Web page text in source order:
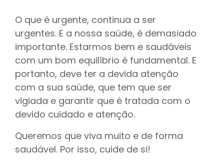
O que é urgente, continua a ser
urgentes. E a nossa saúde, é demasiado
importante. Estarmos bem e saudáveis
com um bom equilíbrio é fundamental. E
portanto, deve ter a devida atenção
com a sua saúde, que tem que ser
vigiada e garantir que é tratada com o
devido cuidado e atenção.
Queremos que viva muito e de forma
saudável. Por isso, cuide de si!